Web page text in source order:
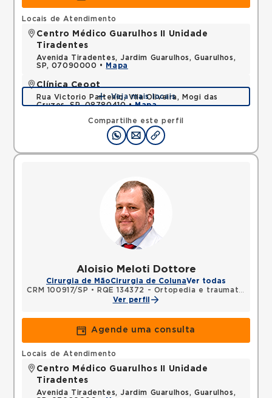
Compartilhe este perfil
Locais de Atendimento
Centro Médico Guarulhos II Unidade
Tiradentes
Avenida Tiradentes, Jardim Guarulhos, Guarulhos,
SP, 07090000 •
Mapa
Clínica Ceoot
Rua Victorio Partenio, Vila Oliveira, Mogi das
Cruzes, SP, 08780410 •Mapa
Veja mais locais
Aloisio Meloti Dottore
Cirurgia de MãoCirurgia de ColunaVer todas
CRM 100917/SP •
RQE 134372 - Ortopedia e traumatologia
Ver perfil
Agende uma consulta
Locais de Atendimento
Centro Médico Guarulhos II Unidade
Tiradentes
Avenida Tiradentes, Jardim Guarulhos, Guarulhos,